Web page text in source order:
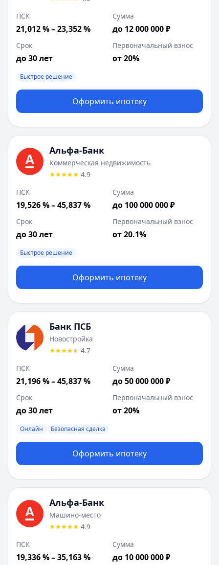
ПСК
21,012 % – 23,352 %
Сумма
до 12 000 000 ₽
Срок
до 30 лет
Первоначальный взнос
от 20%
Быстрое решение
Оформить ипотеку
Альфа-Банк
Коммерческая недвижимость
4.9
ПСК
19,526 % – 45,837 %
Сумма
до 100 000 000 ₽
Срок
до 30 лет
Первоначальный взнос
от 20.1%
Быстрое решение
Оформить ипотеку
Банк ПСБ
Новостройка
4.7
ПСК
21,196 % – 45,837 %
Сумма
до 50 000 000 ₽
Срок
до 30 лет
Первоначальный взнос
от 20%
Онлайн Безопасная сделка
Оформить ипотеку
Альфа-Банк
Машино-место
4.9
ПСК
19,336 % – 35,163 %
Сумма
до 10 000 000 ₽